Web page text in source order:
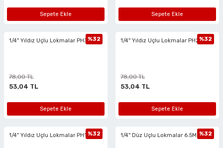
Sepete Ekle Sepete Ekle
1/4'' Yıldız Uçlu Lokmalar PH3 %32
78,00 TL
53,04 TL
Sepete Ekle
1/4'' Yıldız Uçlu Lokmalar PH2 %32
78,00 TL
53,04 TL
Sepete Ekle
1/4'' Yıldız Uçlu Lokmalar PH1 %32 1/4'' Düz Uçlu Lokmalar 6.5M %32